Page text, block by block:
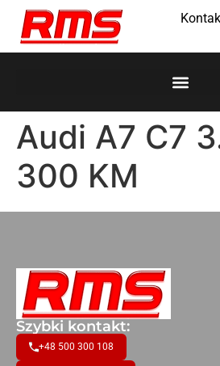
Audi A7 C7
300 KM
Szybki kontakt:
+48 500 300 108